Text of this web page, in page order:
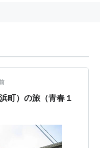
299に存在する、東日
着駅。→
町）の旅（青春１